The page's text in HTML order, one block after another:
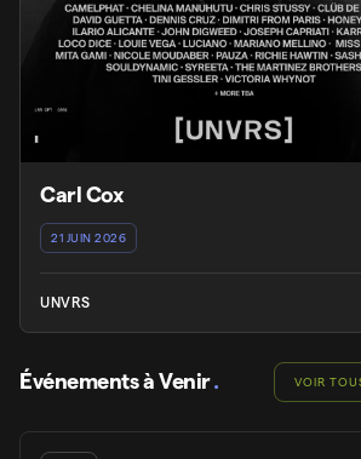
Carl Cox
21 JUIN 2026
UNVRS
Événements à Venir. VOIR